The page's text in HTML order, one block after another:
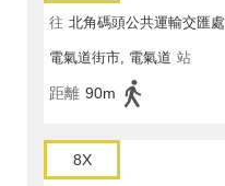
往 北角碼頭公共運輸交匯處
電氣道街市, 電氣道 站
距離 90m
8X